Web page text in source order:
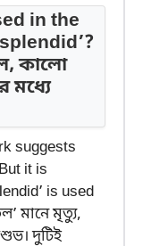
in the
কালো
suggests
it is
is used
মানে মৃত্যু,
দুটিই